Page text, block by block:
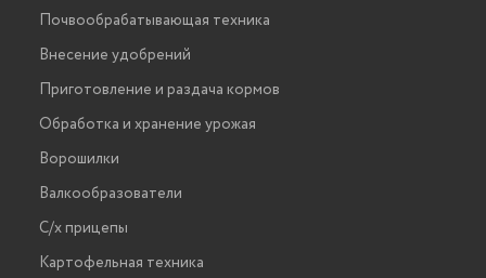
Почвообрабатывающая техника
Внесение удобрений
Приготовление и раздача кормов
Обработка и хранение урожая
Ворошилки
Валкообразователи
С/х прицепы
Картофельная техника